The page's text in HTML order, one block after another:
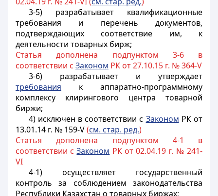
3-5) разрабатывает квалификационные
требования и перечень документов,
подтверждающих соответствие им, к
деятельности товарных бирж;
Статья дополнена подпунктом 3-6 в
соответствии с Законом РК от 27.10.15 г. № 364-V
3-6) разрабатывает и утверждает
требования к аппаратно-программному
комплексу клирингового центра товарной
биржи;
4) исключен в соответствии с Законом РК от
13.01.14 г. № 159-V(см. стар. ред.)
Статья дополнена подпунктом 4-1 в
соответствии сЗаконом РК от 02.04.19 г. № 241-
VI
4-1) осуществляет государственный
контроль за соблюдением законодательства
Республики Казахстан о товарных биржах;